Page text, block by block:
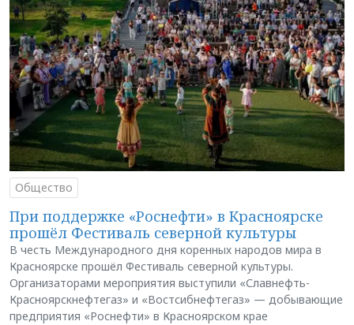
Общество
При поддержке «Роснефти» в Красноярске
прошёл Фестиваль северной культуры
В честь Международного дня коренных народов мира в
Красноярске прошёл Фестиваль северной культуры.
Организаторами мероприятия выступили «Славнефть-
Красноярскнефтегаз» и «Востсибнефтегаз» — добывающие
предприятия «Роснефти» в Красноярском крае